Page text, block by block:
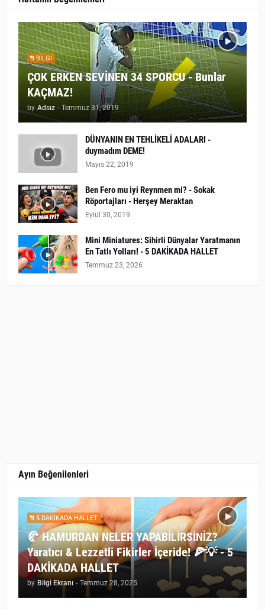
BILGI
ÇOK ERKEN SEVİNEN 34 SPORCU - Bunlar
KAÇMAZ!
by Adsız - Temmuz 31, 2019
DÜNYANIN EN TEHLİKELİ ADALARI -
duymadım DEME!
Mayıs 22, 2019
Ben Fero mu iyi Reynmen mi? - Sokak
Röportajları - Herşey Meraktan
Eylül 30, 2019
Mini Miniatures: Sihirli Dünyalar Yaratmanın
En Tatlı Yolları! - 5 DAKİKADA HALLET
Temmuz 23, 2026
Ayın Beğenilenleri
5 DAKİKADA HALLET
🥐 HAMURDAN NELER YAPABİLİRSİNİZ?
Yaratıcı & Lezzetli Fikirler İçeride! 🍕💡 - 5
DAKİKADA HALLET
by Bilgi Ekranı - Temmuz 28, 2025